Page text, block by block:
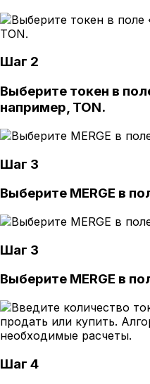
Шаг 2
Выберите токен в
например, TON.
Шаг 3
Выберите MERGE в
Шаг 3
Выберите MERGE в
Шаг 4